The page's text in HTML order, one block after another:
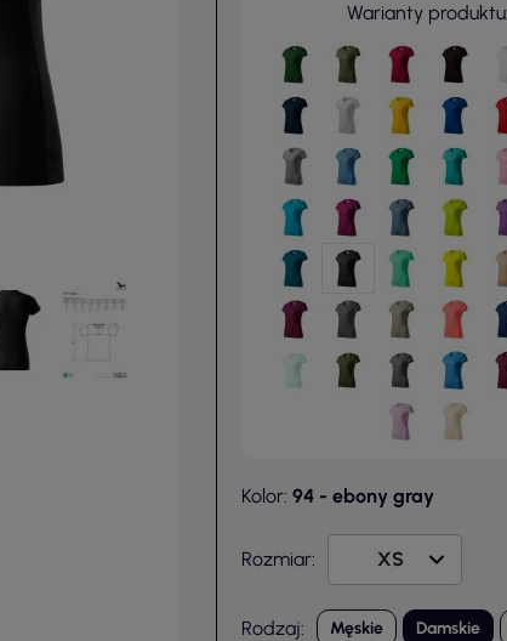
Warianty produktu:
Kolor: 94 - ebony gray
Rozmiar:
Rodzaj: Męskie Damskie